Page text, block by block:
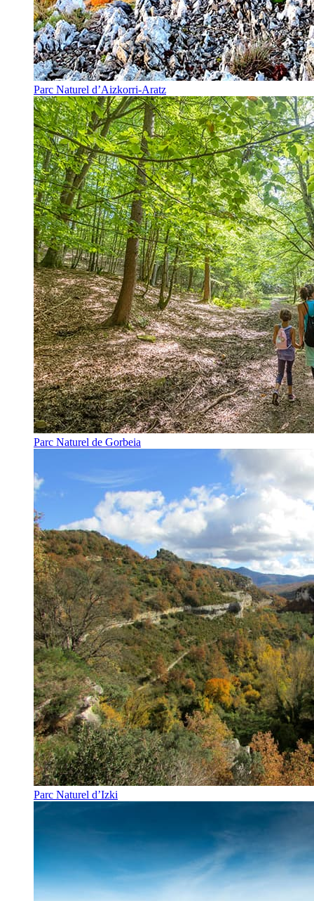
Parc Naturel d’Aizkorri-Aratz
Parc Naturel de Gorbeia
Parc Naturel d’Izki